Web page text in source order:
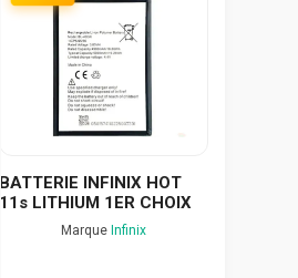
BATTERIE INFINIX HOT
11s LITHIUM 1ER CHOIX
Marque Infinix